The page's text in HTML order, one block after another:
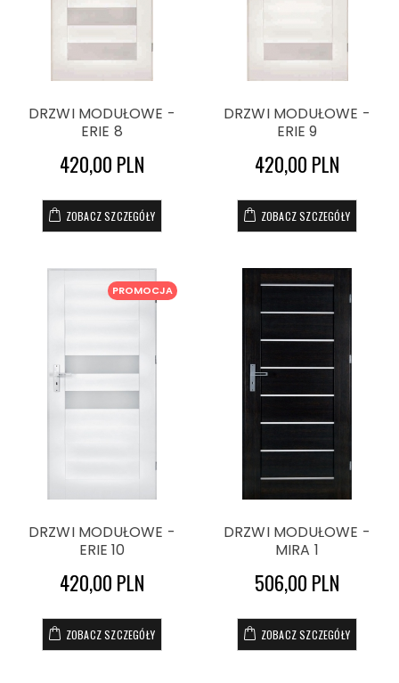
DRZWI MODUŁOWE -
ERIE 8
420,00 PLN
ZOBACZ SZCZEGÓŁY
DRZWI MODUŁOWE -
ERIE 9
420,00 PLN
ZOBACZ SZCZEGÓŁY
PROMOCJA
DRZWI MODUŁOWE -
ERIE 10
420,00 PLN
ZOBACZ SZCZEGÓŁY
DRZWI MODUŁOWE -
MIRA 1
506,00 PLN
ZOBACZ SZCZEGÓŁY